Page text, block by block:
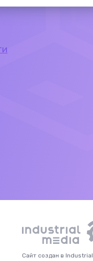
Сайт создан в Industrial